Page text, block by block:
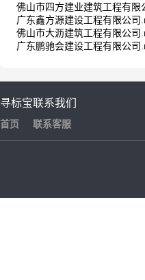
佛山市四方建业建筑工程有限
广东鑫方源建设工程有限公司
佛山市大沥建筑工程有限公司
广东鹏驰会建设工程有限公司
寻标宝
首页
联系我们
联系客服